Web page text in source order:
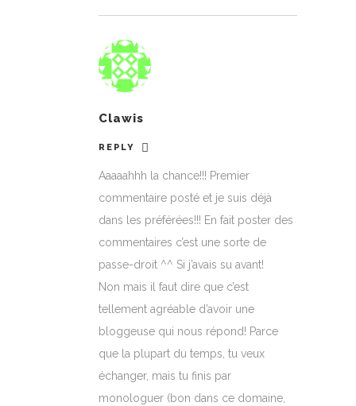
Clawis
REPLY
Aaaaahhh la chance!!! Premier
commentaire posté et je suis déjà
dans les préférées!!! En fait poster des
commentaires c’est une sorte de
passe-droit ^^ Si j’avais su avant!
Non mais il faut dire que c’est
tellement agréable d’avoir une
bloggeuse qui nous répond! Parce
que la plupart du temps, tu veux
échanger, mais tu finis par
monologuer (bon dans ce domaine,